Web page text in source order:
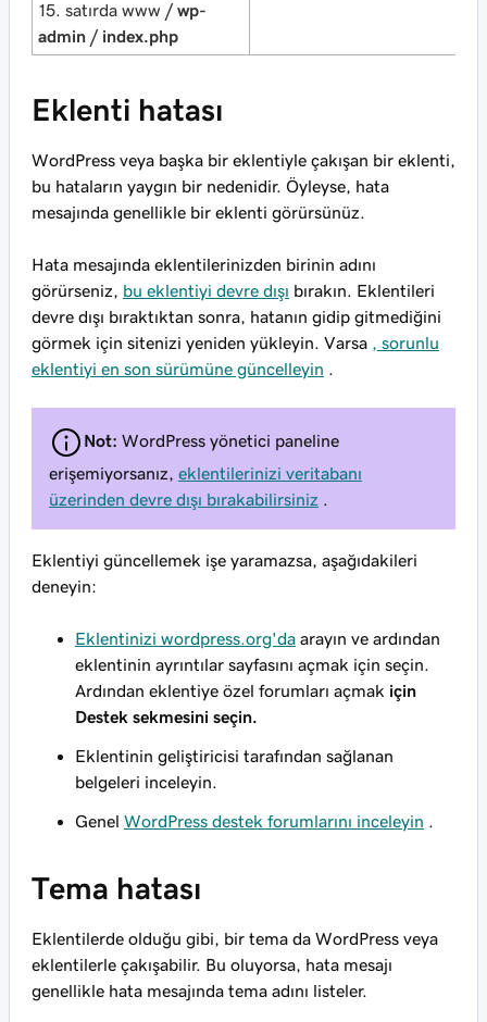
15. satırda www / wp-
admin / index.php
Eklenti hatası
WordPress veya başka bir eklentiyle çakışan bir eklenti,
bu hataların yaygın bir nedenidir. Öyleyse, hata
mesajında genellikle bir eklenti görürsünüz.
Hata mesajında eklentilerinizden birinin adını
görürseniz, bu eklentiyi devre dışı bırakın. Eklentileri
devre dışı bıraktıktan sonra, hatanın gidip gitmediğini
görmek için sitenizi yeniden yükleyin. Varsa
, sorunlu
eklentiyi en son sürümüne güncelleyin
Not: WordPress yönetici paneline
erişemiyorsanız, eklentilerinizi veritabanı
üzerinden devre dışı bırakabilirsiniz
Eklentiyi güncellemek işe yaramazsa, aşağıdakileri
deneyin:
Eklentinizi wordpress.org'da arayın ve ardından
eklentinin ayrıntılar sayfasını açmak için seçin.
Ardından eklentiye özel forumları açmak için
Destek sekmesini seçin.
Eklentinin geliştiricisi tarafından sağlanan
belgeleri inceleyin.
Genel WordPress destek forumlarını inceleyin
Tema hatası
Eklentilerde olduğu gibi, bir tema da WordPress veya
eklentilerle çakışabilir. Bu oluyorsa, hata mesajı
genellikle hata mesajında tema adını listeler.